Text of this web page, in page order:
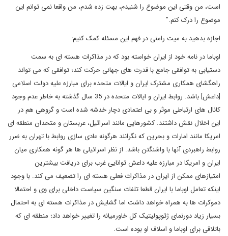
است، من وقتی این موضوع را شنیدم، بهت زده شدم، من واقعا نمی توانم این
موضوع را درک کنم.
"
اجازه بدهید به میت رامنی در فهم این مسئله کمک کنیم:
اوباما در نامه خود از ایران خواسته بود که در مذاکرات هسته ای به سمت
دستیابی به توافقی جامع با قدرت های جهانی حرکت کند؛ توافقی که می تواند
راهگشای همکاری مشترک ایران و ایالات متحده برای مبارزه علیه دولت اسلامی
[داعش] باشد. روابط ایران و ایالات متحده در 35 سال گذشته به خاطر عدم وجود
کانال های ارتباطی موثر و بی اعتمادی دچار خدشه شده است و گروهی هم در
این اخلال نقش داشتند. کشورهایی مانند اسرائیل، عربستان و متحدان منطقه ای
امریکا مانند امارات و بحرین که نگرانند هرگونه عادی سازی روابط با تهران به ضرر
روابط راهبردی آنها با واشنگتن باشد. از نظر اسرائیلی ها هر گونه همکاری میان
ایران و امریکا در مبارزه علیه داعش توانایی غرب برای دریافت بیشترین
امتیازهای ممکن از ایران در مذاکرات فعلی هسته ای را تضعیف می کند. با وجود
اینکه تعامل اوباما با ایران قطعا تلفات سنگین سیاست داخلی برای وی و احتمالا
دموکرات ها به همراه خواهد داشت اما گشایش در مذاکرات هسته ای به احتمال
بسیار زیاد دورنمای ژئوپولیتیک کل خاورمیانه را تغییر خواهد داد؛ منطقه ای که
باتلاقی برای اوباما و اسلاف او بوده است.